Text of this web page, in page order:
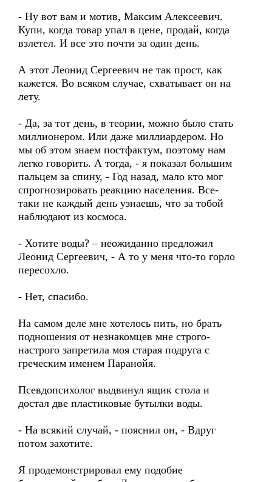
- Ну вот вам и мотив, Максим Алексеевич.
Купи, когда товар упал в цене, продай, когда
взлетел. И все это почти за один день.
А этот Леонид Сергеевич не так прост, как
кажется. Во всяком случае, схватывает он на
лету.
- Да, за тот день, в теории, можно было стать
миллионером. Или даже миллиардером. Но
мы об этом знаем постфактум, поэтому нам
легко говорить. А тогда, - я показал большим
пальцем за спину, - Год назад, мало кто мог
спрогнозировать реакцию населения. Все-
таки не каждый день узнаешь, что за тобой
наблюдают из космоса.
- Хотите воды? – неожиданно предложил
Леонид Сергеевич, - А то у меня что-то горло
пересохло.
- Нет, спасибо.
На самом деле мне хотелось пить, но брать
подношения от незнакомцев мне строго-
настрого запретила моя старая подруга с
греческим именем Паранойя.
Псевдопсихолог выдвинул ящик стола и
достал две пластиковые бутылки воды.
- На всякий случай, - пояснил он, - Вдруг
потом захотите.
Я продемонстрировал ему подобие